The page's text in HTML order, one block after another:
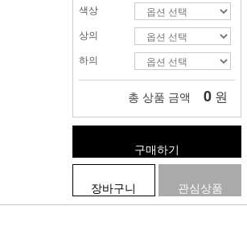
색상
상의
하의
총 상품 금액 0 원
구매하기
장바구니 관심상품